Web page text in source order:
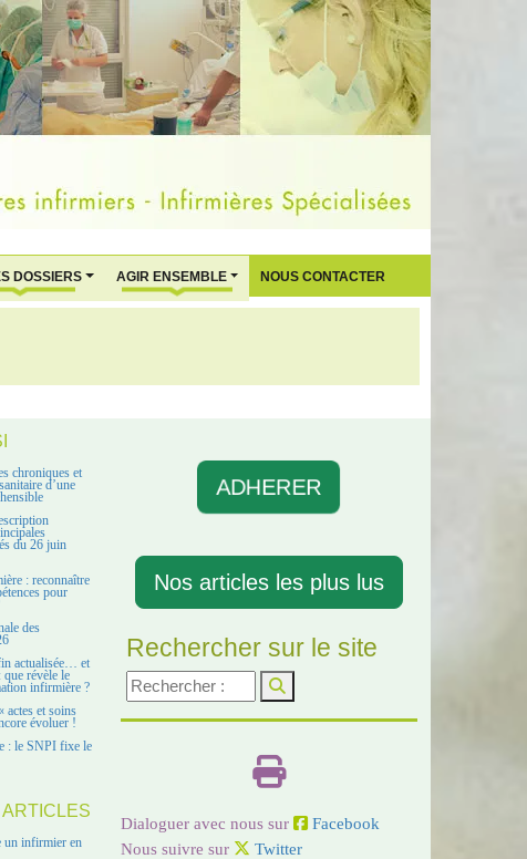
DOSSIERS AGIR ENSEMBLE NOUS CONTACTER
chroniques et
d’une
du 26 juin
: reconnaître
pour
des
actualisée… et
que révèle le
infirmière ?
actes et soins
évoluer !
: le SNPI fixe le
un infirmier en
ADHERER
Nos articles les plus lus
Rechercher sur le site
Dialoguer avec nous sur
Facebook
Nous suivre sur
Twitter